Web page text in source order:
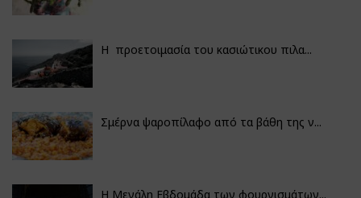
Η προετοιμασία του κασιώτικου πιλα...
Σμέρνα ψαροπίλαφο από τα βάθη της ν...
Η Μεγάλη Εβδομάδα των φουρνισμάτων...